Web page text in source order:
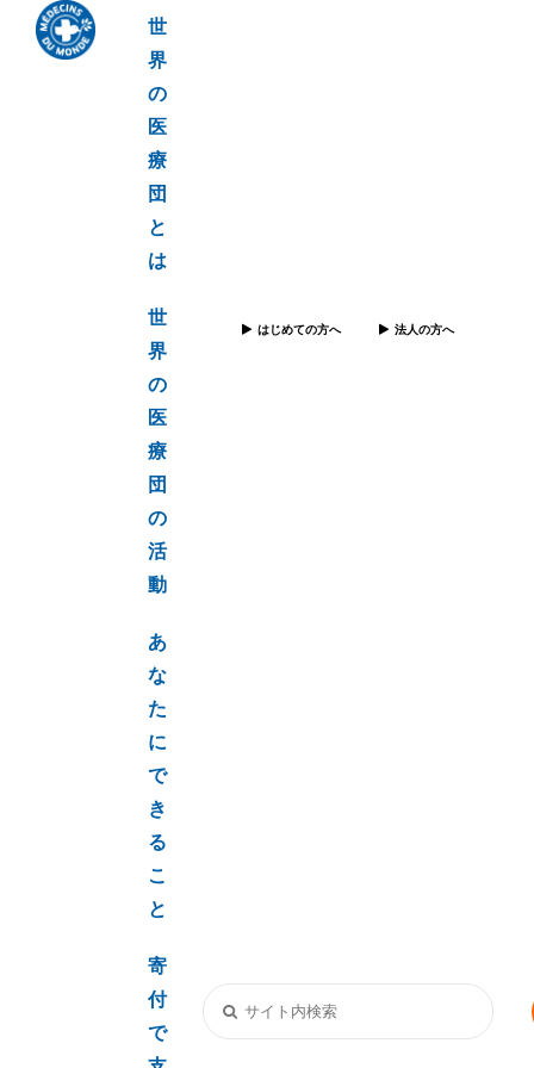
世
界
の
医
療
団
と
は
世
界
の
医
療
団
の
活
動
あ
な
た
に
で
き
る
こ
と
寄
付
で
はじめての方へ 法人の方へ